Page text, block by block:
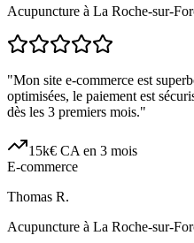
Acupuncture à La Roche-sur-
"Mon site e-commerce est
optimisées, le paiement est
dès les 3 premiers mois."
15k€ CA en 3 mois
E-commerce
Thomas R.
Acupuncture à La Roche-sur-